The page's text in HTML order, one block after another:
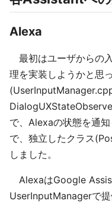
Alexa
最初はユーザからの
理を実装しようかと思
で、Alexaの状態を通
で、独立したクラス
しました。
AlexaはGoogle
UserInputManagerで提